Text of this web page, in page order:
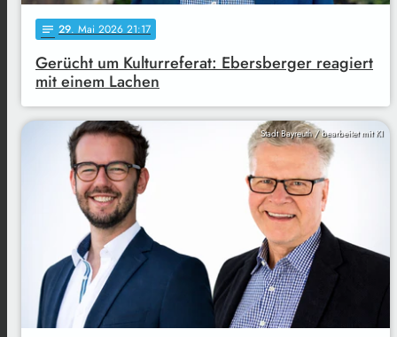
notes 29. Mai 2026 21:17
Gerücht um Kulturreferat: Ebersberger reagiert
mit einem Lachen
Stadt Bayreuth / bearbeitet mit KI